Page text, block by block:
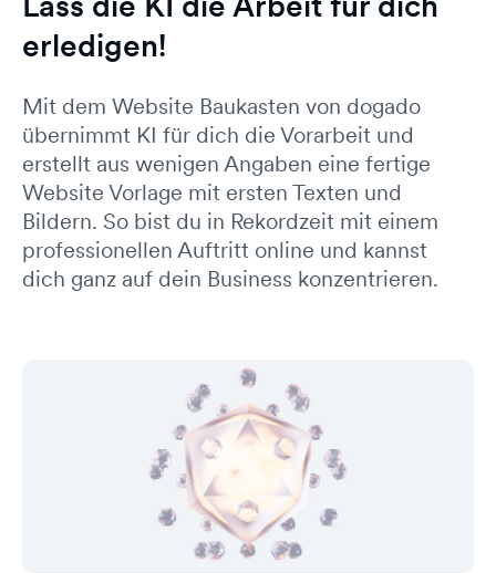
erledigen!
Mit dem Website Baukasten von dogado
übernimmt KI für dich die Vorarbeit und
erstellt aus wenigen Angaben eine fertige
Website Vorlage mit ersten Texten und
Bildern. So bist du in Rekordzeit mit einem
professionellen Auftritt online und kannst
dich ganz auf dein Business konzentrieren.